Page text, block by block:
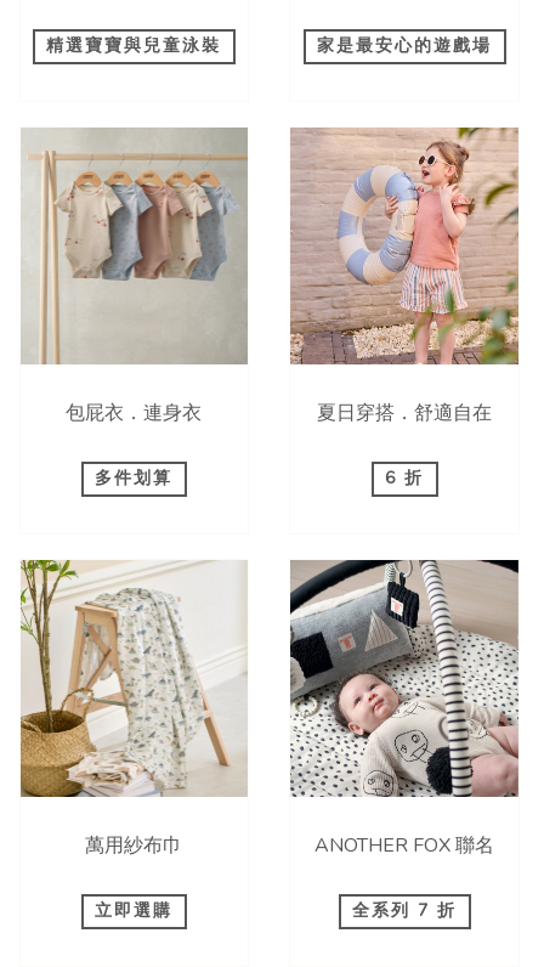
精選寶寶與兒童泳裝 家是最安心的遊戲場
包屁衣．連身衣
多件划算
夏日穿搭．舒適自在
6 折
萬用紗布巾
立即選購
ANOTHER FOX 聯名
全系列 7 折